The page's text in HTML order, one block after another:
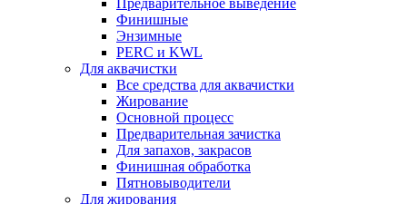
Предварительное выведение
Финишные
Энзимные
PERC и KWL
Для аквачистки
Все средства для аквачистки
Жирование
Основной процесс
Предварительная зачистка
Для запахов, закрасов
Финишная обработка
Пятновыводители
Для жирования